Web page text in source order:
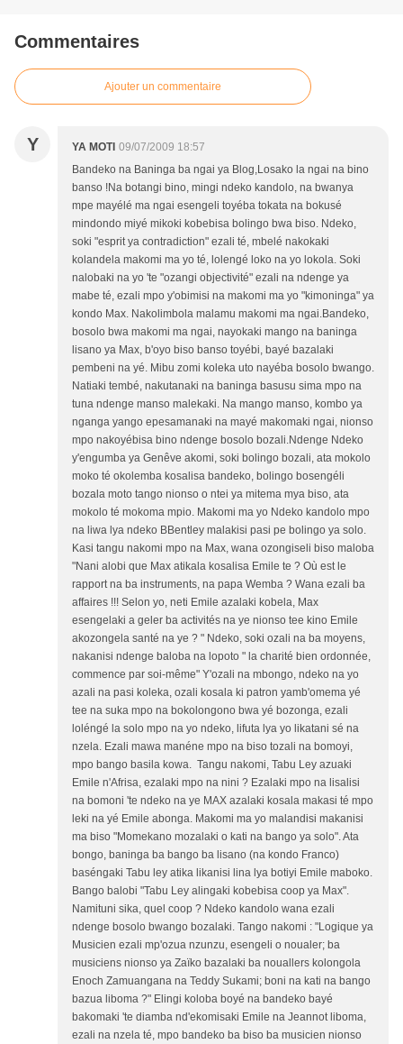
Commentaires
Ajouter un commentaire
Y YA MOTI 09/07/2009 18:57
Bandeko na Baninga ba ngai ya Blog,Losako la ngai na bino
banso !Na botangi bino, mingi ndeko kandolo, na bwanya
mpe mayélé ma ngai esengeli toyéba tokata na bokusé
mindondo miyé mikoki kobebisa bolingo bwa biso. Ndeko,
soki "esprit ya contradiction" ezali té, mbelé nakokaki
kolandela makomi ma yo té, lolengé loko na yo lokola. Soki
nalobaki na yo 'te "ozangi objectivité" ezali na ndenge ya
mabe té, ezali mpo y'obimisi na makomi ma yo "kimoninga" ya
kondo Max. Nakolimbola malamu makomi ma ngai.Bandeko,
bosolo bwa makomi ma ngai, nayokaki mango na baninga
lisano ya Max, b'oyo biso banso toyébi, bayé bazalaki
pembeni na yé. Mibu zomi koleka uto nayéba bosolo bwango.
Natiaki tembé, nakutanaki na baninga basusu sima mpo na
tuna ndenge manso malekaki. Na mango manso, kombo ya
nganga yango epesamanaki na mayé makomaki ngai, nionso
mpo nakoyébisa bino ndenge bosolo bozali.Ndenge Ndeko
y'engumba ya Genêve akomi, soki bolingo bozali, ata mokolo
moko té okolemba kosalisa bandeko, bolingo bosengéli
bozala moto tango nionso o ntei ya mitema mya biso, ata
mokolo té mokoma mpio. Makomi ma yo Ndeko kandolo mpo
na liwa lya ndeko BBentley malakisi pasi pe bolingo ya solo.
Kasi tangu nakomi mpo na Max, wana ozongiseli biso maloba
"Nani alobi que Max atikala kosalisa Emile te ? Où est le
rapport na ba instruments, na papa Wemba ? Wana ezali ba
affaires !!! Selon yo, neti Emile azalaki kobela, Max
esengelaki a geler ba activités na ye nionso tee kino Emile
akozongela santé na ye ? " Ndeko, soki ozali na ba moyens,
nakanisi ndenge baloba na lopoto " la charité bien ordonnée,
commence par soi-même" Y'ozali na mbongo, ndeko na yo
azali na pasi koleka, ozali kosala ki patron yamb'omema yé
tee na suka mpo na bokolongono bwa yé bozonga, ezali
loléngé la solo mpo na yo ndeko, lifuta lya yo likatani sé na
nzela. Ezali mawa manéne mpo na biso tozali na bomoyi,
mpo bango basila kowa. Tangu nakomi, Tabu Ley azuaki
Emile n'Afrisa, ezalaki mpo na nini ? Ezalaki mpo na lisalisi
na bomoni 'te ndeko na ye MAX azalaki kosala makasi té mpo
leki na yé Emile abonga. Makomi ma yo malandisi makanisi
ma biso "Momekano mozalaki o kati na bango ya solo". Ata
bongo, baninga ba bango ba lisano (na kondo Franco)
baséngaki Tabu ley atika likanisi lina lya botiyi Emile maboko.
Bango balobi "Tabu Ley alingaki kobebisa coop ya Max".
Namituni sika, quel coop ? Ndeko kandolo wana ezali
ndenge bosolo bwango bozalaki. Tango nakomi : "Logique ya
Musicien ezali mp'ozua nzunzu, esengeli o noualer; ba
musiciens nionso ya Zaïko bazalaki ba nouallers kolongola
Enoch Zamuangana na Teddy Sukami; boni na kati na bango
bazua liboma ?" Elingi koloba boyé na bandeko bayé
bakomaki 'te diamba nd'ekomisaki Emile na Jeannot liboma,
ezali na nzela té, mpo bandeko ba biso ba musicien nionso